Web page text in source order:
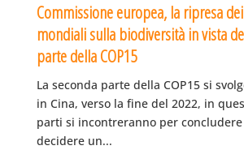
Commissione europea, la ripresa
mondiali sulla biodiversità in vista
parte della COP15
La seconda parte della COP15 si
in Cina, verso la fine del 2022, in
parti si incontreranno per
decidere un...